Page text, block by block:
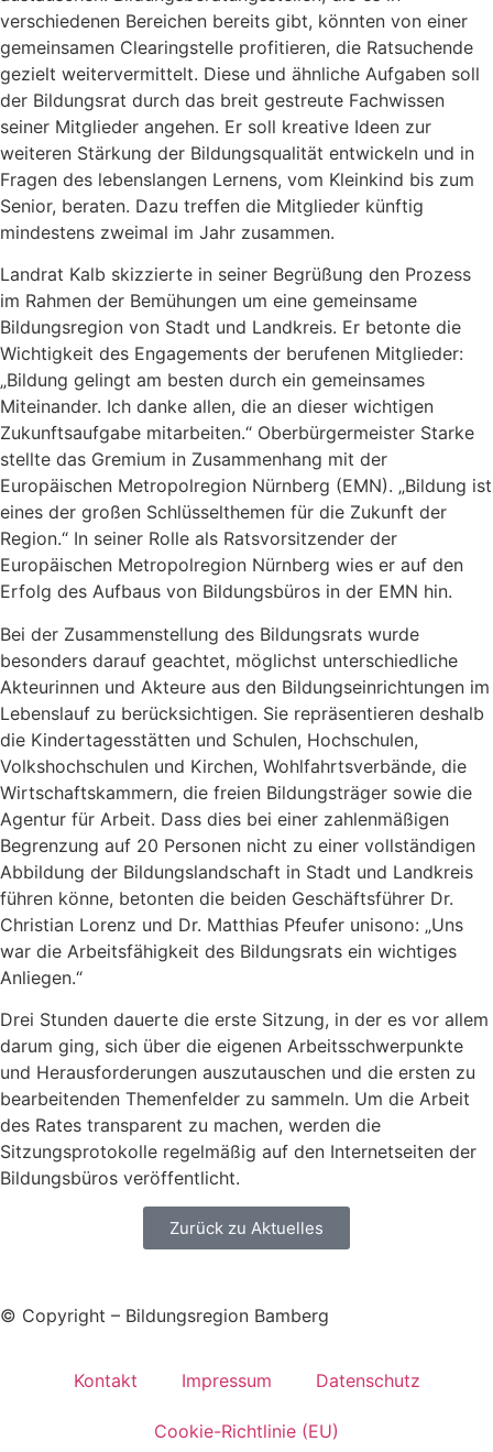
verschiedenen Bereichen bereits gibt, könnten von einer
gemeinsamen Clearingstelle profitieren, die Ratsuchende
gezielt weitervermittelt. Diese und ähnliche Aufgaben soll
der Bildungsrat durch das breit gestreute Fachwissen
seiner Mitglieder angehen. Er soll kreative Ideen zur
weiteren Stärkung der Bildungsqualität entwickeln und in
Fragen des lebenslangen Lernens, vom Kleinkind bis zum
Senior, beraten. Dazu treffen die Mitglieder künftig
mindestens zweimal im Jahr zusammen.
Landrat Kalb skizzierte in seiner Begrüßung den Prozess
im Rahmen der Bemühungen um eine gemeinsame
Bildungsregion von Stadt und Landkreis. Er betonte die
Wichtigkeit des Engagements der berufenen Mitglieder:
„Bildung gelingt am besten durch ein gemeinsames
Miteinander. Ich danke allen, die an dieser wichtigen
Zukunftsaufgabe mitarbeiten.“ Oberbürgermeister Starke
stellte das Gremium in Zusammenhang mit der
Europäischen Metropolregion Nürnberg (EMN). „Bildung ist
eines der großen Schlüsselthemen für die Zukunft der
Region.“ In seiner Rolle als Ratsvorsitzender der
Europäischen Metropolregion Nürnberg wies er auf den
Erfolg des Aufbaus von Bildungsbüros in der EMN hin.
Bei der Zusammenstellung des Bildungsrats wurde
besonders darauf geachtet, möglichst unterschiedliche
Akteurinnen und Akteure aus den Bildungseinrichtungen im
Lebenslauf zu berücksichtigen. Sie repräsentieren deshalb
die Kindertagesstätten und Schulen, Hochschulen,
Volkshochschulen und Kirchen, Wohlfahrtsverbände, die
Wirtschaftskammern, die freien Bildungsträger sowie die
Agentur für Arbeit. Dass dies bei einer zahlenmäßigen
Begrenzung auf 20 Personen nicht zu einer vollständigen
Abbildung der Bildungslandschaft in Stadt und Landkreis
führen könne, betonten die beiden Geschäftsführer Dr.
Christian Lorenz und Dr. Matthias Pfeufer unisono: „Uns
war die Arbeitsfähigkeit des Bildungsrats ein wichtiges
Anliegen.“
Drei Stunden dauerte die erste Sitzung, in der es vor allem
darum ging, sich über die eigenen Arbeitsschwerpunkte
und Herausforderungen auszutauschen und die ersten zu
bearbeitenden Themenfelder zu sammeln. Um die Arbeit
des Rates transparent zu machen, werden die
Sitzungsprotokolle regelmäßig auf den Internetseiten der
Bildungsbüros veröffentlicht.
Zurück zu Aktuelles
© Copyright – Bildungsregion Bamberg
Kontakt Impressum Datenschutz
Cookie-Richtlinie (EU)